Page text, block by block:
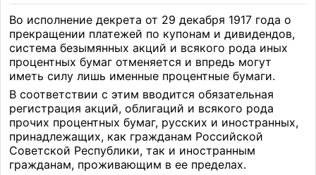
Во исполнение декрета от 29 декабря 1917 года о
прекращении платежей по купонам и дивидендов,
система безымянных акций и всякого рода иных
процентных бумаг отменяется и впредь могут
иметь силу лишь именные процентные бумаги.
В соответствии с этим вводится обязательная
регистрация акций, облигаций и всякого рода
прочих процентных бумаг, русских и иностранных,
принадлежащих, как гражданам Российской
Советской Республики, так и иностранным
гражданам, проживающим в ее пределах.